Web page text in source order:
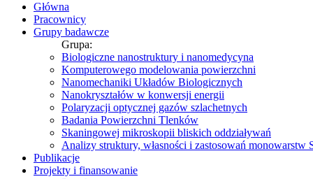
Główna
Pracownicy
Grupy badawcze
Grupa:
Biologiczne nanostruktury i nanomedycyna
Komputerowego modelowania powierzchni
Nanomechaniki Układów Biologicznych
Nanokryształów w konwersji energii
Polaryzacji optycznej gazów szlachetnych
Badania Powierzchni Tlenków
Skaningowej mikroskopii bliskich oddziaływań
Analizy struktury, własności i zastosowań monowarstw
Publikacje
Projekty i finansowanie